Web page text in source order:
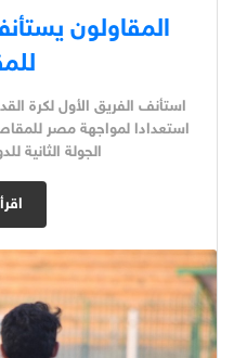
المقاولون
استأنف الفريق الأول لكرة
استعدادا لمواجهة مصر
الجولة الثانية